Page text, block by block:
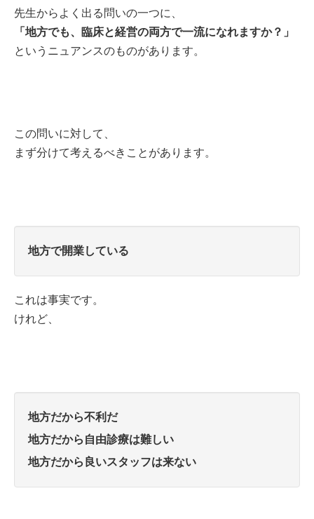
先生からよく出る問いの一つに、
「地方でも、臨床と経営の両方で一流になれますか？」
というニュアンスのものがあります。
この問いに対して、
まず分けて考えるべきことがあります。
地方で開業している
これは事実です。
けれど、
地方だから不利だ
地方だから自由診療は難しい
地方だから良いスタッフは来ない